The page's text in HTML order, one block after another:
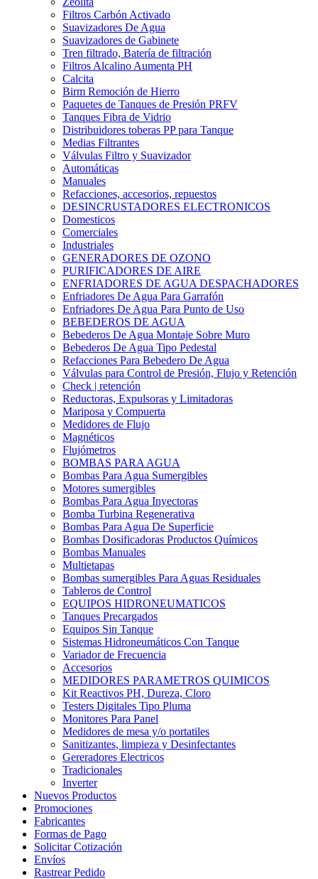
Filtros Carbón Activado
Suavizadores De Agua
Suavizadores de Gabinete
Tren filtrado, Batería de filtración
Filtros Alcalino Aumenta PH
Calcita
Birm Remoción de Hierro
Paquetes de Tanques de Presión PRFV
Tanques Fibra de Vidrio
Distribuidores toberas PP para Tanque
Medias Filtrantes
Válvulas Filtro y Suavizador
Automáticas
Manuales
Refacciones, accesorios, repuestos
DESINCRUSTADORES ELECTRONICOS
Domesticos
Comerciales
Industriales
GENERADORES DE OZONO
PURIFICADORES DE AIRE
ENFRIADORES DE AGUA DESPACHADORES
Enfriadores De Agua Para Garrafón
Enfriadores De Agua Para Punto de Uso
BEBEDEROS DE AGUA
Bebederos De Agua Montaje Sobre Muro
Bebederos De Agua Tipo Pedestal
Refacciones Para Bebedero De Agua
Válvulas para Control de Presión, Flujo y Retención
Check | retención
Reductoras, Expulsoras y Limitadoras
Mariposa y Compuerta
Medidores de Flujo
Magnéticos
Flujómetros
BOMBAS PARA AGUA
Bombas Para Agua Sumergibles
Motores sumergibles
Bombas Para Agua Inyectoras
Bomba Turbina Regenerativa
Bombas Para Agua De Superficie
Bombas Dosificadoras Productos Químicos
Bombas Manuales
Multietapas
Bombas sumergibles Para Aguas Residuales
Tableros de Control
EQUIPOS HIDRONEUMATICOS
Tanques Precargados
Equipos Sin Tanque
Sistemas Hidroneumáticos Con Tanque
Variador de Frecuencia
Accesorios
MEDIDORES PARAMETROS QUIMICOS
Kit Reactivos PH, Dureza, Cloro
Testers Digitales Tipo Pluma
Monitores Para Panel
Medidores de mesa y/o portatiles
Sanitizantes, limpieza y Desinfectantes
Gereradores Electricos
Tradicionales
Inverter
Nuevos Productos
Promociones
Fabricantes
Formas de Pago
Solicitar Cotización
Envíos
Rastrear Pedido